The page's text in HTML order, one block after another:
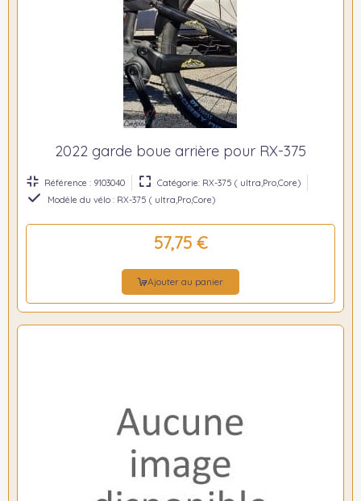
2022 garde boue arrière pour RX-375
Référence : 9103040
Catégorie: RX-375 ( ultra,Pro,Core)
Modèle du vélo : RX-375 ( ultra,Pro,Core)
57,75 €
Ajouter au panier